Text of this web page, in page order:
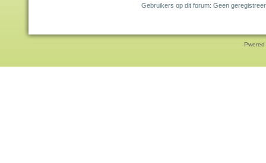
Gebruikers op dit forum: Geen